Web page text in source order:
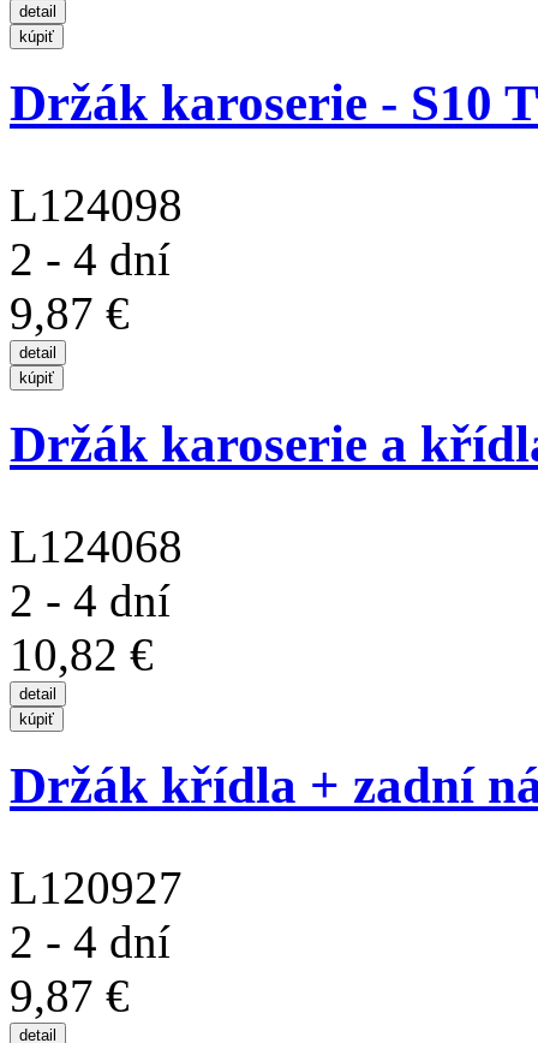
Držák karoserie - S10
L124098
2 - 4 dní
9,87 €
Držák karoserie a
L124068
2 - 4 dní
10,82 €
Držák křídla + zadní
L120927
2 - 4 dní
9,87 €